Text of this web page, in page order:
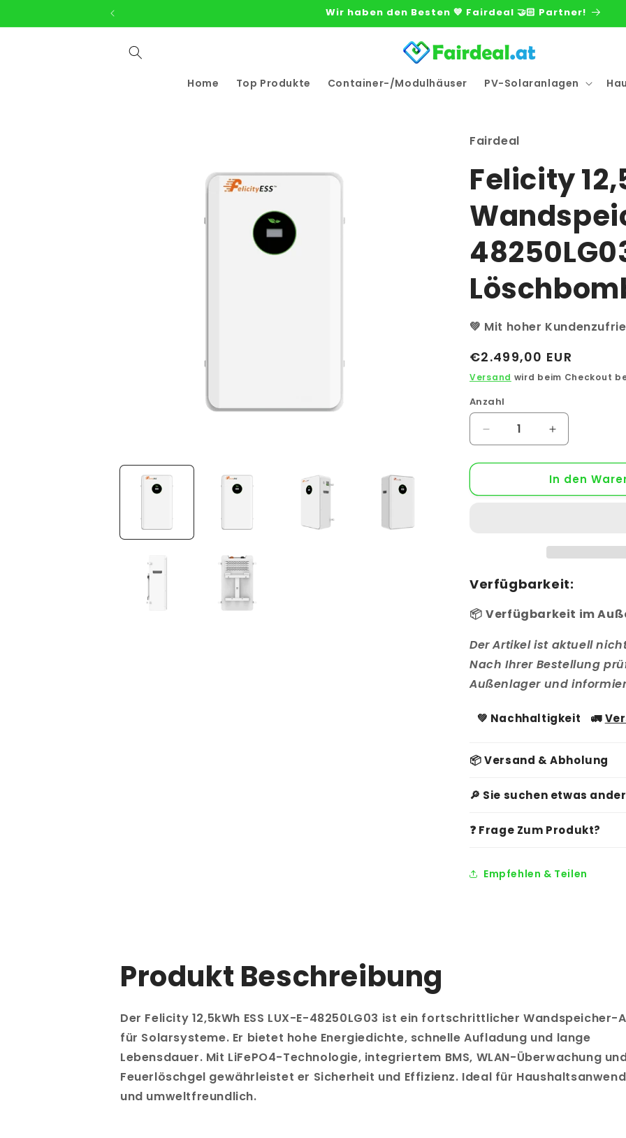
Inhalt
Wir haben den Besten 💙 Fairdeal 🤝🏻 Partner!
Home Top Produkte Container-/Modulhäuser PV-Solaranlagen
Fairdeal
Felicity
💚 Mit hoher
Normaler
Preis
€2.499,00 EUR
Versand wird beim Checkout
Anzahl
Anzahl
Verringere
die
Menge
Felicity
Mit
Löschbombe
Erhöhe
die
Menge
für
Felicity
Mit
In den
Verfügbarkeit:
📦Verfügbarkeit im
Der Artikel ist aktuell
Nach Ihrer Bestellung
Außenlager und
💚 Nachhaltigkeit 🚛
📦 Versand & Abholung
🔎 Sie suchen etwas
❓ Frage Zum Produkt?
Empfehlen & Teilen
Produkt Beschreibung
Der Felicity 12,5kWh ESS LUX-E-48250LG03 ist ein fortschrittlicher Wandspeicher-
für Solarsysteme. Er bietet hohe Energiedichte, schnelle Aufladung und lange
Lebensdauer. Mit LiFePO4-Technologie, integriertem BMS, WLAN-Überwachung
Feuerlöschgel gewährleistet er Sicherheit und Effizienz. Ideal für
und umweltfreundlich.